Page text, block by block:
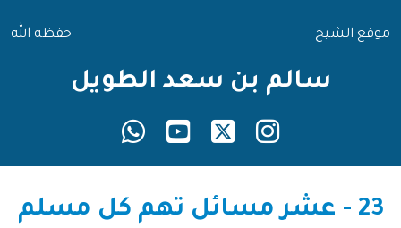
موقع الشيخ حفظه الله
سالم بن سعد الطويل
23 - عشر مسائل تهم كل مسلم